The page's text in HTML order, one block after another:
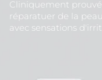
Cliniquement
réparatuer de la
avec sensations